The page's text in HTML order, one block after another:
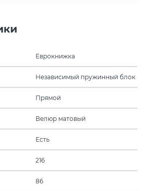
Еврокнижка
Независимый пружинный блок
Прямой
Велюр матовый
Есть
216
86